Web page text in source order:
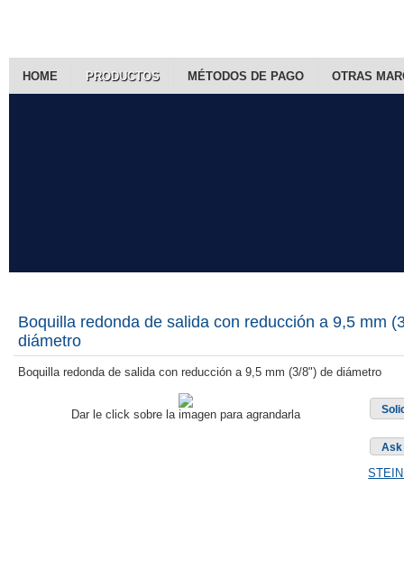
HOME PRODUCTOS MÉTODOS DE PAGO OTRAS
Boquilla redonda de salida con reducción a 9,5 mm
diámetro
Boquilla redonda de salida con reducción a 9,5 mm (3/8") de diámetro
Dar le click sobre la imagen para agrandarla
Ask